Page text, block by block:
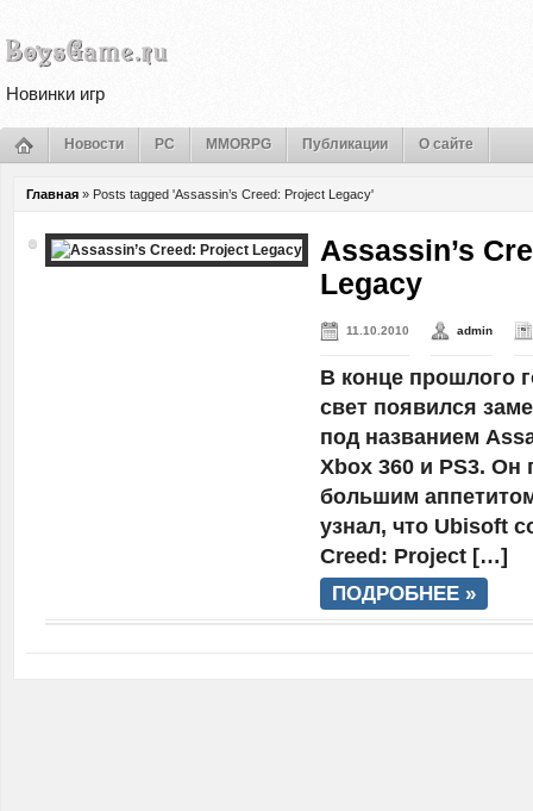
Новинки игр
Новости PC MMORPG Публикации О сайте
Главная » Posts tagged 'Assassin’s Creed: Project Legacy'
Assassin’s
Legacy
11.10.2010 admin
В конце прошлого
свет появился
под названием
Xbox 360 и PS3. Он
большим
узнал, что Ubisoft
Creed: Project […]
ПОДРОБНЕЕ »